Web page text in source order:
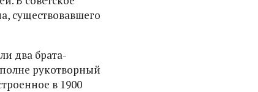
существовавшего
два брата-
рукотворный
в 1900